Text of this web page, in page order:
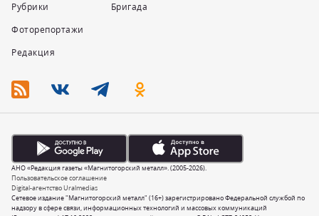
Рубрики
Фоторепортажи
Редакция
Бригада
Сетевое издание "Магнитогорский металл" (16+) зарегистрировано Федеральной службой по
надзору в сфере связи, информационных технологий и массовых коммуникаций
Пользовательское соглашение
Digital-агентство Uralmedias
АНО «Редакция газеты «Магнитогорский металл». (2005-2026).